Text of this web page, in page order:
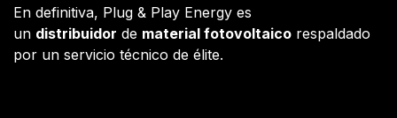
En definitiva, Plug & Play Energy es
un distribuidor de material fotovoltaico respaldado
por un servicio técnico de élite.